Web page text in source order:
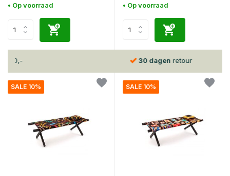
• Op voorraad • Op voorraad
retour
SALE 10% SALE 10%